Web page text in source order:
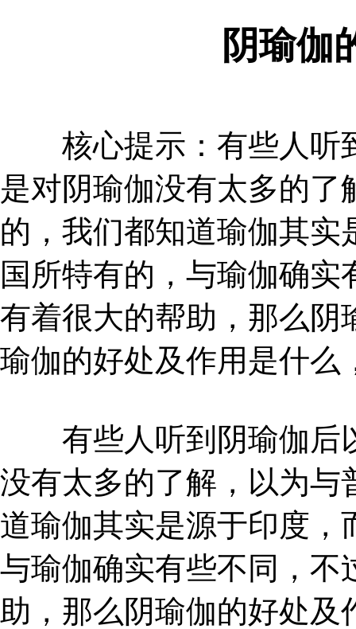
阴瑜伽
核心提示：有些人听
是对阴瑜伽没有太多的
的，我们都知道瑜伽其
国所特有的，与瑜伽确
有着很大的帮助，那么阴
瑜伽的好处及作用是什么
有些人听到阴瑜伽后
没有太多的了解，以为与
道瑜伽其实是源于印度，
与瑜伽确实有些不同，不
助，那么阴瑜伽的好处及